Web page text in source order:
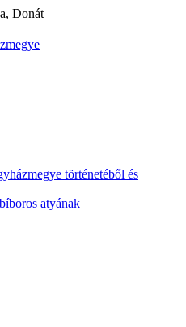
Donát
történetéből és
atyának